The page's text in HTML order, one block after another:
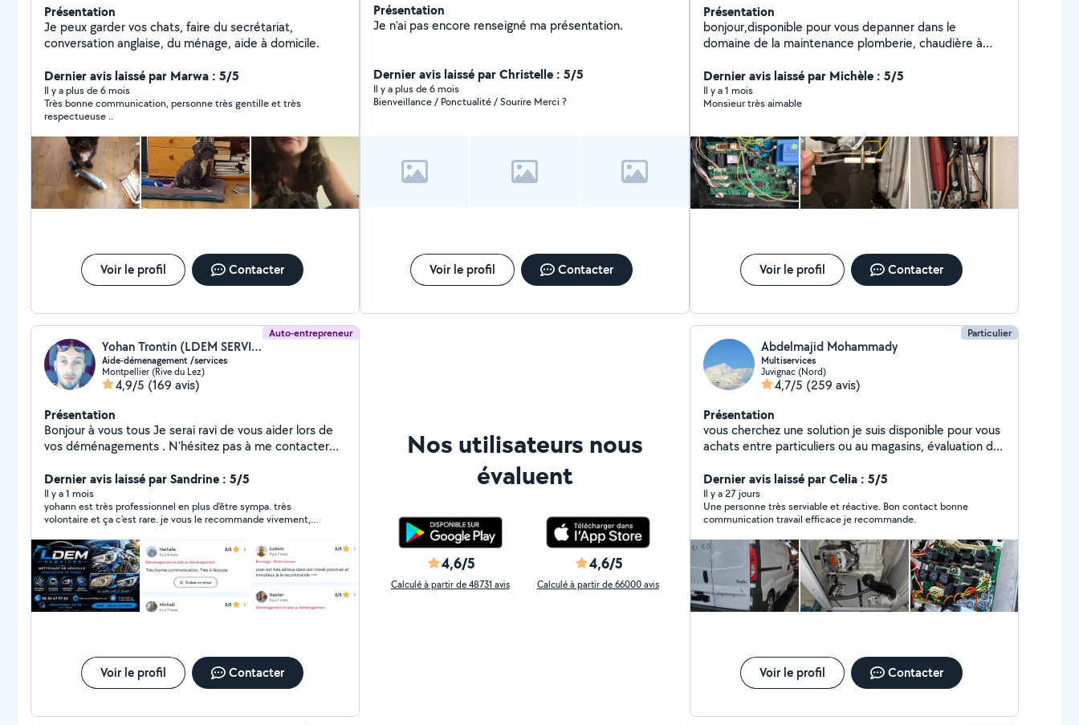
Présentation
Je peux garder vos chats, faire du secrétariat,
conversation anglaise, du ménage, aide à domicile.
Dernier avis laissé par Marwa : 5/5
Il y a plus de 6 mois
Très bonne communication, personne très gentille et très
respectueuse ..
Voir le profil Contacter
Présentation
Je n'ai pas encore renseigné ma présentation.
Dernier avis laissé par Christelle : 5/5
Il y a plus de 6 mois
Bienveillance / Ponctualité / Sourire Merci ?
Voir le profil Contacter
Présentation
bonjour,disponible pour vous depanner dans le
domaine de la maintenance plomberie, chaudière à
,cuisine, sdb . Réparation fuite d'eau. Remplacement
mécanisme wc.
Dernier avis laissé par Michèle : 5/5
Il y a 1 mois
Monsieur très aimable
Voir le profil Contacter
Auto-entrepreneur
Yohan Trontin (LDEM SERVICES)
Aide-démenagement /services
Montpellier (Rive du Lez)
4,9/5 (169 avis)
Présentation
Bonjour à vous tous Je serai ravi de vous aider lors de
vos déménagements . N'hésitez pas à me contacter
déménagement A très bientôt pour de nouvelles
Dernier avis laissé par Sandrine : 5/5
Il y a 1 mois
yohann est très professionnel en plus d'être sympa. très
volontaire et ça c'est rare. je vous le recommande vivement,
merci
Voir le profil Contacter
Nos utilisateurs nous
évaluent
4,6/5
Calculé à partir de 48731 avis
4,6/5
Calculé à partir de 66000 avis
Particulier
Abdelmajid Mohammady
Multiservices
Juvignac (Nord)
4,7/5 (259 avis)
Présentation
vous cherchez une solution je suis disponible pour vous
achats entre particuliers ou au magasins, évaluation de
cuisine changement mitigeur chasse d'eau pose des
tringles a rideau support tv étagère suspendu
réparation d'objets etc polyvalent nettoyage de
terrasse et de façade Un peu de mécanique et
carrosserie a bientôt j'espère
Dernier avis laissé par Celia : 5/5
Il y a 27 jours
Une personne très serviable et réactive. Bon contact bonne
communication travail efficace je recommande.
Voir le profil Contacter